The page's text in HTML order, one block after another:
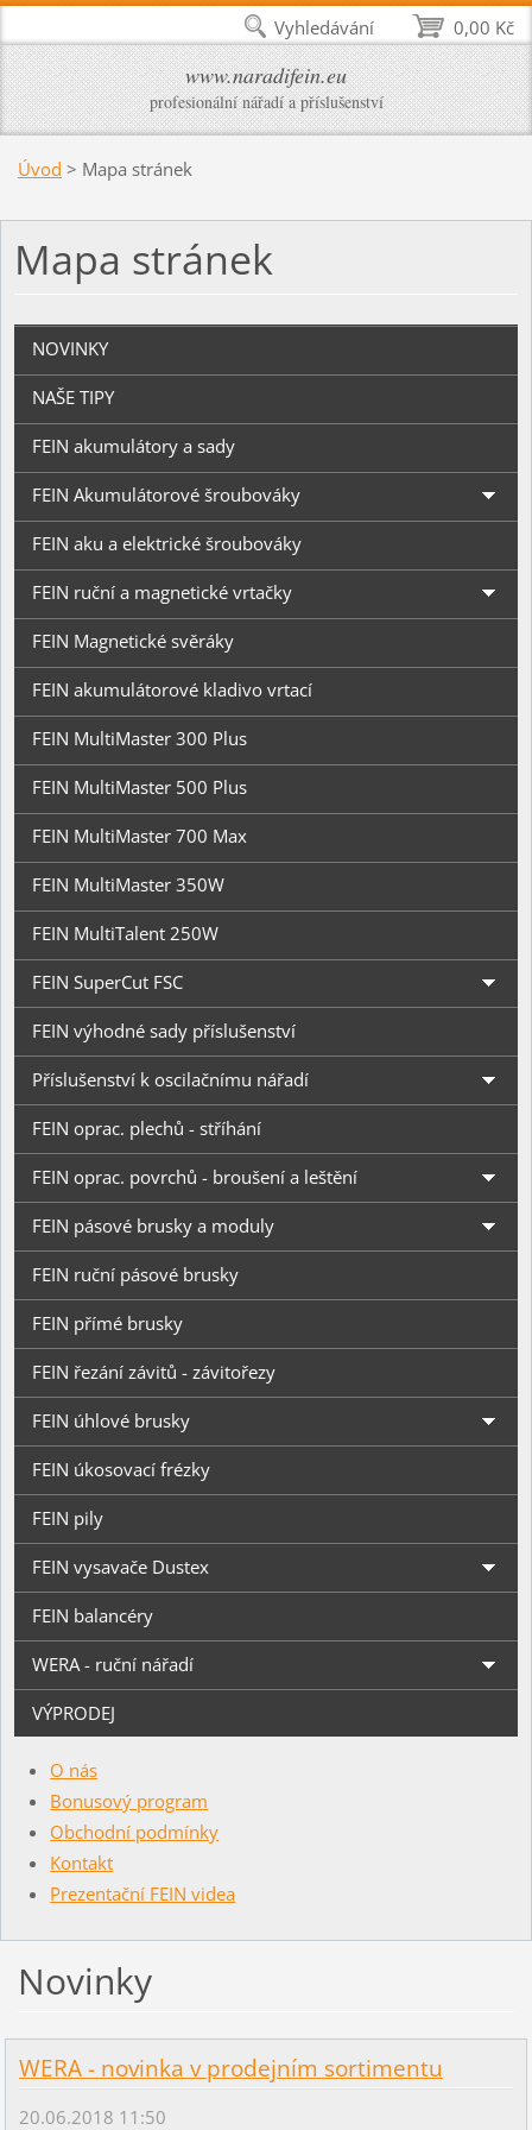
www.naradifein.eu
profesionální nářadí a příslušenství
Úvod > Mapa stránek
Mapa stránek
NOVINKY
NAŠE TIPY
FEIN akumulátory a sady
FEIN Akumulátorové šroubováky
FEIN aku a elektrické šroubováky
FEIN ruční a magnetické vrtačky
FEIN Magnetické svěráky
FEIN akumulátorové kladivo vrtací
FEIN MultiMaster 300 Plus
FEIN MultiMaster 500 Plus
FEIN MultiMaster 700 Max
FEIN MultiMaster 350W
FEIN MultiTalent 250W
FEIN SuperCut FSC
FEIN výhodné sady příslušenství
Příslušenství k oscilačnímu nářadí
FEIN oprac. plechů - stříhání
FEIN oprac. povrchů - broušení a leštění
FEIN pásové brusky a moduly
FEIN ruční pásové brusky
FEIN přímé brusky
FEIN řezání závitů - závitořezy
FEIN úhlové brusky
FEIN úkosovací frézky
FEIN pily
FEIN vysavače Dustex
FEIN balancéry
WERA - ruční nářadí
VÝPRODEJ
O nás
Bonusový program
Obchodní podmínky
Kontakt
Prezentační FEIN videa
Novinky
WERA - novinka v prodejním sortimentu
20.06.2018 11:50
0,00 Kč
Vyhledávání